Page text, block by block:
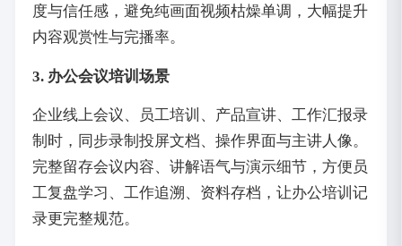
度与信任感，避免纯画面视频枯燥单调，大幅提升
内容观赏性与完播率。
3. 办公会议培训场景
企业线上会议、员工培训、产品宣讲、工作汇报录
制时，同步录制投屏文档、操作界面与主讲人像。
完整留存会议内容、讲解语气与演示细节，方便员
工复盘学习、工作追溯、资料存档，让办公培训记
录更完整规范。